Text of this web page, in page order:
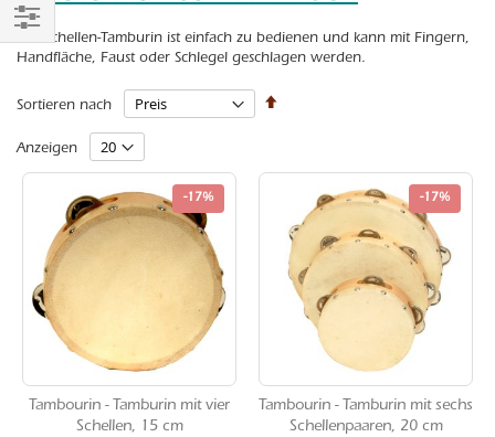
Das Schellen-Tamburin ist einfach zu bedienen und kann mit Fingern,
Handfläche, Faust oder Schlegel geschlagen werden.
Sortieren nach
In
Anzeigen
-17%
Tambourin - Tamburin mit vier
Schellen, 15 cm
-17%
Tambourin - Tamburin mit sechs
Schellenpaaren, 20 cm
Einkaufen